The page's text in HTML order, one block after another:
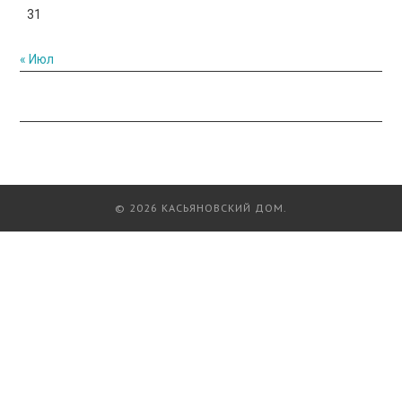
31
« Июл
© 2026 КАСЬЯНОВСКИЙ ДОМ.